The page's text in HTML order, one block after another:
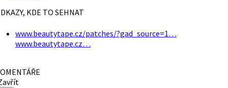
KDE TO SEHNAT
www.beautytape.cz/patches/?gad_source=1…
www.beautytape.cz…